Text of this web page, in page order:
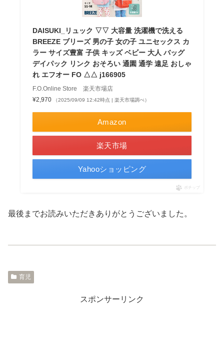
DAISUKI_リュック ▽▽ 大容量 洗濯機で洗える
BREEZE ブリーズ 男の子 女の子 ユニセックス カ
ラー サイズ豊富 子供 キッズ ベビー 大人 バッグ
デイパック リンク おそろい 通園 通学 遠足 おしゃ
れ エフオー FO △△ j166905
F.O.Online Store 楽天市場店
¥2,970
（2025/09/09 12:42時点 | 楽天市場調べ）
Amazon
楽天市場
Yahooショッピング
ポチップ
最後までお読みいただきありがとうございました。
育児
スポンサーリンク